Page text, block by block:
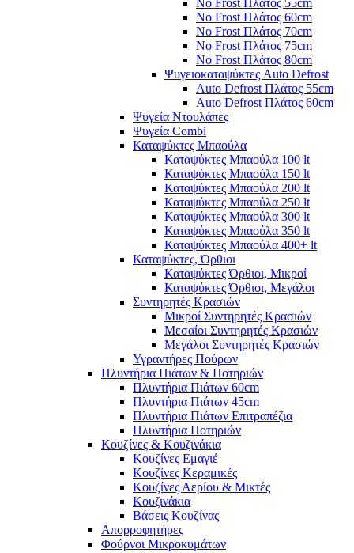
No Frost Πλάτος 55cm
No Frost Πλάτος 60cm
No Frost Πλάτος 70cm
No Frost Πλάτος 75cm
No Frost Πλάτος 80cm
Ψυγειοκαταψύκτες Auto Defrost
Auto Defrost Πλάτος 55cm
Auto Defrost Πλάτος 60cm
Ψυγεία Ντουλάπες
Ψυγεία Combi
Καταψύκτες Μπαούλα
Καταψύκτες Μπαούλα 100 lt
Καταψύκτες Μπαούλα 150 lt
Καταψύκτες Μπαούλα 200 lt
Καταψύκτες Μπαούλα 250 lt
Καταψύκτες Μπαούλα 300 lt
Καταψύκτες Μπαούλα 350 lt
Καταψύκτες Μπαούλα 400+ lt
Καταψύκτες, Όρθιοι
Καταψύκτες Όρθιοι, Μικροί
Καταψύκτες Όρθιοι, Μεγάλοι
Συντηρητές Κρασιών
Μικροί Συντηρητές Κρασιών
Μεσαίοι Συντηρητές Κρασιών
Μεγάλοι Συντηρητές Κρασιών
Υγραντήρες Πούρων
Πλυντήρια Πιάτων & Ποτηριών
Πλυντήρια Πιάτων 60cm
Πλυντήρια Πιάτων 45cm
Πλυντήρια Πιάτων Επιτραπέζια
Πλυντήρια Ποτηριών
Κουζίνες & Κουζινάκια
Κουζίνες Εμαγιέ
Κουζίνες Κεραμικές
Κουζίνες Αερίου & Μικτές
Κουζινάκια
Βάσεις Κουζίνας
Απορροφητήρες
Φούρνοι Μικροκυμάτων